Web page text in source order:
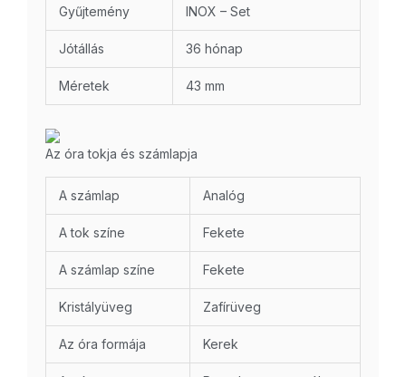
Gyűjtemény INOX – Set
Jótállás 36 hónap
Méretek 43 mm
Az óra tokja és számlapja
A számlap Analóg
A tok színe Fekete
A számlap színe Fekete
Kristályüveg Zafírüveg
Az óra formája Kerek